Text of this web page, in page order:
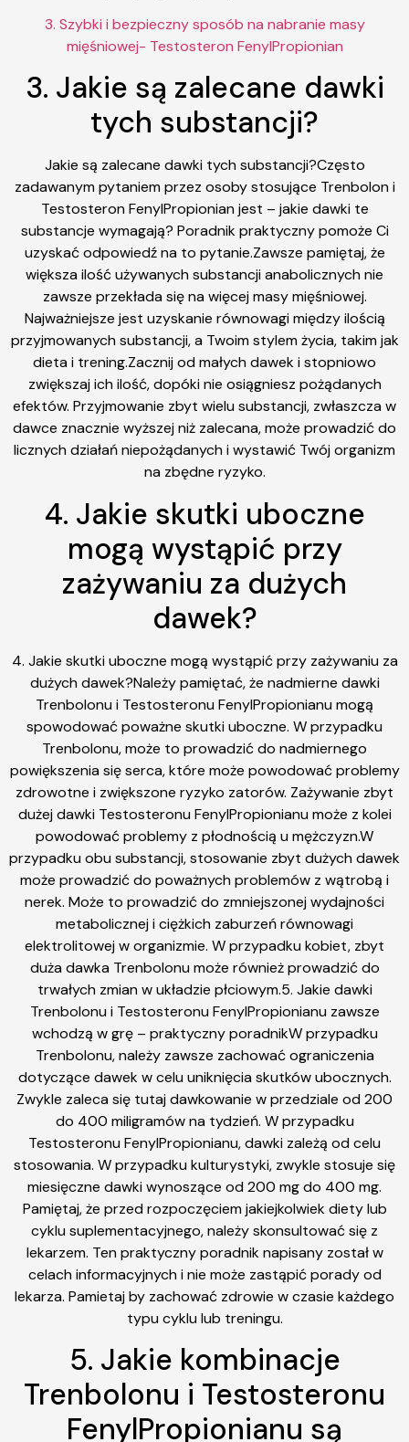
3. Szybki i bezpieczny sposób na nabranie masy
mięśniowej- Testosteron FenylPropionian
3. Jakie są zalecane dawki
tych substancji?
Jakie są zalecane dawki tych substancji?Często
zadawanym pytaniem przez osoby stosujące Trenbolon i
Testosteron FenylPropionian jest – jakie dawki te
substancje wymagają? Poradnik praktyczny pomoże Ci
uzyskać odpowiedź na to pytanie.Zawsze pamiętaj, że
większa ilość używanych substancji anabolicznych nie
zawsze przekłada się na więcej masy mięśniowej.
Najważniejsze jest uzyskanie równowagi między ilością
przyjmowanych substancji, a Twoim stylem życia, takim jak
dieta i trening.Zacznij od małych dawek i stopniowo
zwiększaj ich ilość, dopóki nie osiągniesz pożądanych
efektów. Przyjmowanie zbyt wielu substancji, zwłaszcza w
dawce znacznie wyższej niż zalecana, może prowadzić do
licznych działań niepożądanych i wystawić Twój organizm
na zbędne ryzyko.
4. Jakie skutki uboczne
mogą wystąpić przy
zażywaniu za dużych
dawek?
4. Jakie skutki uboczne mogą wystąpić przy zażywaniu za
dużych dawek?Należy pamiętać, że nadmierne dawki
Trenbolonu i Testosteronu FenylPropionianu mogą
spowodować poważne skutki uboczne. W przypadku
Trenbolonu, może to prowadzić do nadmiernego
powiększenia się serca, które może powodować problemy
zdrowotne i zwiększone ryzyko zatorów. Zażywanie zbyt
dużej dawki Testosteronu FenylPropionianu może z kolei
powodować problemy z płodnością u mężczyzn.W
przypadku obu substancji, stosowanie zbyt dużych dawek
może prowadzić do poważnych problemów z wątrobą i
nerek. Może to prowadzić do zmniejszonej wydajności
metabolicznej i ciężkich zaburzeń równowagi
elektrolitowej w organizmie. W przypadku kobiet, zbyt
duża dawka Trenbolonu może również prowadzić do
trwałych zmian w układzie płciowym.5. Jakie dawki
Trenbolonu i Testosteronu FenylPropionianu zawsze
wchodzą w grę – praktyczny poradnikW przypadku
Trenbolonu, należy zawsze zachować ograniczenia
dotyczące dawek w celu uniknięcia skutków ubocznych.
Zwykle zaleca się tutaj dawkowanie w przedziale od 200
do 400 miligramów na tydzień. W przypadku
Testosteronu FenylPropionianu, dawki zależą od celu
stosowania. W przypadku kulturystyki, zwykle stosuje się
miesięczne dawki wynoszące od 200 mg do 400 mg.
Pamiętaj, że przed rozpoczęciem jakiejkolwiek diety lub
cyklu suplementacyjnego, należy skonsultować się z
lekarzem. Ten praktyczny poradnik napisany został w
celach informacyjnych i nie może zastąpić porady od
lekarza. Pamietaj by zachować zdrowie w czasie każdego
typu cyklu lub treningu.
5. Jakie kombinacje
Trenbolonu i Testosteronu
FenylPropionianu są